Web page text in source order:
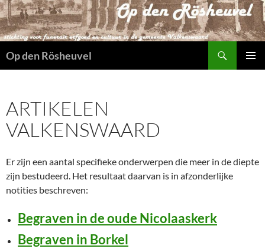
Ga
naar
de
Op den Rösheuvel
ARTIKELEN
VALKENSWAARD
Er zijn een aantal specifieke onderwerpen die meer in de diepte
zijn bestudeerd. Het resultaat daarvan is in afzonderlijke
notities beschreven:
Begraven in de oude Nicolaaskerk
Begraven in Borkel